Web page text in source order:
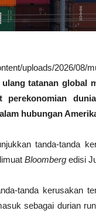
uploads/2026/08/
tatanan global
perekonomian
hubungan
tanda-tanda
Bloomberg edisi
tanda kerusakan
sebagai durian